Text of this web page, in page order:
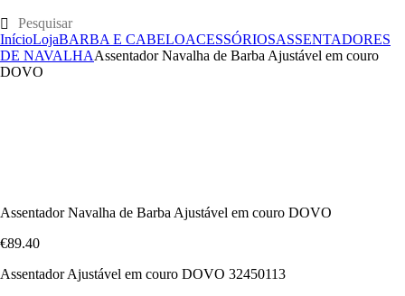
InícioLojaBARBA E CABELOACESSÓRIOSASSENTADORES
DE NAVALHAAssentador Navalha de Barba Ajustável em couro
DOVO
Assentador Navalha de Barba Ajustável em couro DOVO
€89.40
Assentador Ajustável em couro DOVO 32450113